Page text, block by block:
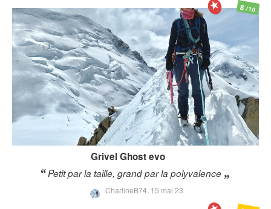
Grivel Ghost evo
Petit par la taille, grand par la polyvalence
CharlineB74, 15 mai 23
8/10